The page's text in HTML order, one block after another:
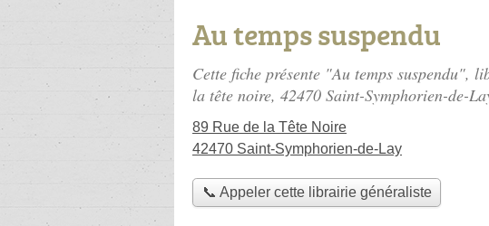
Au temps suspendu
Cette fiche présente "Au temps suspendu",
la tête noire, 42470 Saint-Symphorien-de-
89 Rue de la Tête Noire
42470 Saint-Symphorien-de-Lay
📞 Appeler cette librairie généraliste